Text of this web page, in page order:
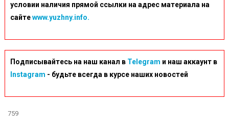
условии наличия прямой ссылки на адрес материала на
сайтеwww.yuzhny.info.
Подписывайтесь на наш канал в Telegram и наш аккаунт в
Instagram - будьте всегда в курсе наших новостей
759